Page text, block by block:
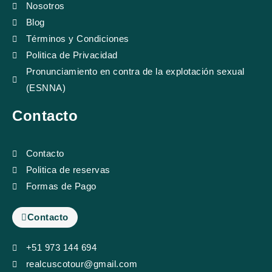
Nosotros
Blog
Términos y Condiciones
Politica de Privacidad
Pronunciamiento en contra de la explotación sexual
(ESNNA)
Contacto
Contacto
Politica de reservas
Formas de Pago
Contacto
+51 973 144 694
realcuscotour@gmail.com